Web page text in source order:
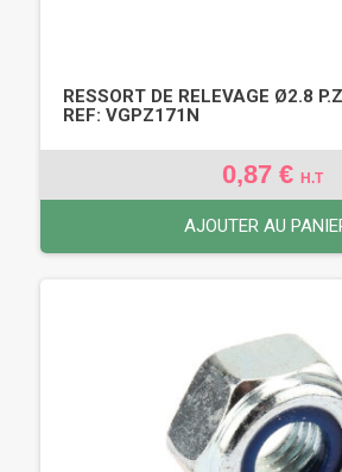
RESSORT DE RELEVAGE Ø2.8
REF: VGPZ171N
0,87 € H.T
AJOUTER AU